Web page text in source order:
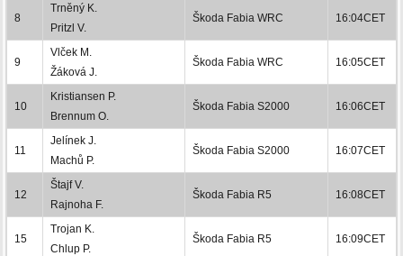
8
Trněný K.
Pritzl V.
Škoda Fabia WRC 16:04CET
9
Vlček M.
Žáková J.
Škoda Fabia WRC 16:05CET
10
Kristiansen P.
Brennum O.
Škoda Fabia S2000 16:06CET
11
Jelínek J.
Machů P.
Škoda Fabia S2000 16:07CET
12
Štajf V.
Rajnoha F.
Škoda Fabia R5 16:08CET
15
Trojan K.
Chlup P.
Škoda Fabia R5 16:09CET